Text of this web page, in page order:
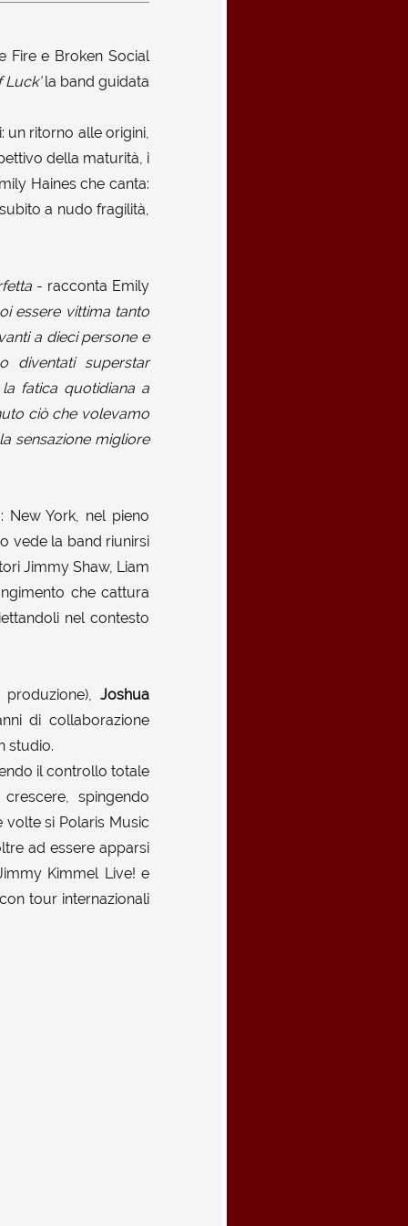
Fire e Broken Social
Luck’la band guidata
un ritorno alle origini,
della maturità, i
Haines che canta:
a nudo fragilità,
- racconta Emily
essere vittima tanto
a dieci persone e
diventati superstar
fatica quotidiana a
ciò che volevamo
sensazione migliore
York, nel pieno
vede la band riunirsi
Jimmy Shaw, Liam
che cattura
nel contesto
produzione),Joshua
di collaborazione
studio.
il controllo totale
spingendo
volte si Polaris Music
ad essere apparsi
Kimmel Live! e
tour internazionali